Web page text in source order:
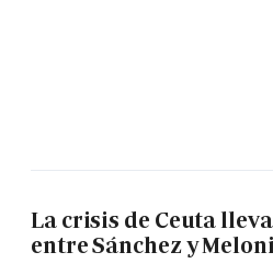
La crisis de Ceuta
entre Sánchez y Meloni